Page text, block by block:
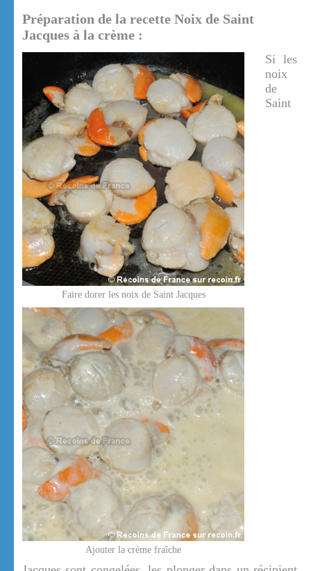
Préparation de la recette Noix de Saint
Jacques à la crème :
Faire dorer les noix de Saint Jacques
Ajouter la crème fraîche
Si les
noix
de
Saint